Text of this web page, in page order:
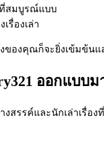
ที่สมบูรณ์แบบ
รื่องเล่า
งของคุณก็จะยิ่งเข้มข้น
ออกแบบม
างสรรค์และนักเล่าเรื่อ